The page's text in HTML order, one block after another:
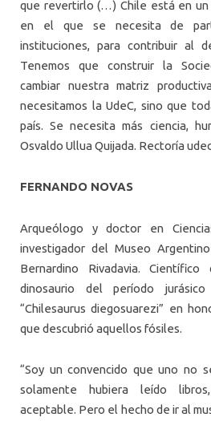
que revertirlo (…) Chile está en un
en el que se necesita de
instituciones, para contribuir al
Tenemos que construir la
cambiar nuestra matriz
necesitamos la UdeC, sino que
país. Se necesita más ciencia,
Osvaldo Ullua Quijada. Rectoría
FERNANDO NOVAS
Arqueólogo y doctor en
investigador del Museo
Bernardino Rivadavia.
dinosaurio del período
“Chilesaurus diegosuarezi” en
que descubrió aquellos fósiles.
“Soy un convencido que uno no
solamente hubiera leído
aceptable. Pero el hecho de ir al